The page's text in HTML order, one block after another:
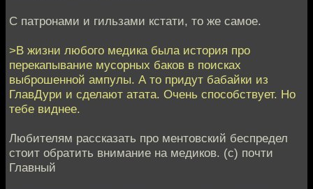
С патронами и гильзами кстати, то же самое.
>В жизни любого медика была история про
перекапывание мусорных баков в поисках
выброшенной ампулы. А то придут бабайки из
ГлавДури и сделают атата. Очень способствует. Но
тебе виднее.
Любителям рассказать про ментовский беспредел
стоит обратить внимание на медиков. (с) почти
Главный